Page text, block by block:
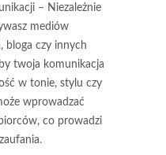
– Niezależnie
mediów
bloga czy innych
twoja komunikacja
w tonie, stylu czy
wprowadzać
co prowadzi